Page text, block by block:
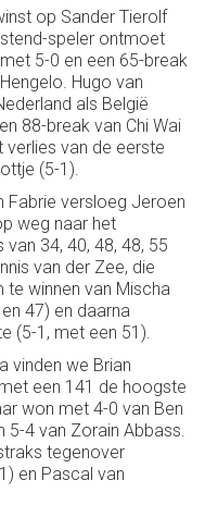
op Sander Tierolf
speler ontmoet
5-0 en een 65-break
Hugo van
als België
88-break van Chi Wai
verlies van de eerste
(5-1).
Fabrie versloeg Jeroen
weg naar het
34, 40, 48, 48, 55
van der Zee, die
winnen van Mischa
47) en daarna
(5-1, met een 51).
vinden we Brian
een 141 de hoogste
won met 4-0 van Ben
5-4 van Zorain Abbass.
tegenover
en Pascal van